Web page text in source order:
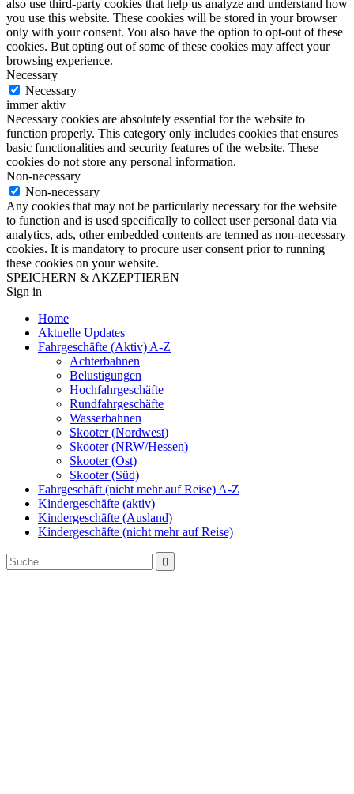
also use third-party cookies that help us analyze and understand how
you use this website. These cookies will be stored in your browser
only with your consent. You also have the option to opt-out of these
cookies. But opting out of some of these cookies may affect your
browsing experience.
Necessary
Necessary
immer aktiv
Necessary cookies are absolutely essential for the website to
function properly. This category only includes cookies that ensures
basic functionalities and security features of the website. These
cookies do not store any personal information.
Non-necessary
Non-necessary
Any cookies that may not be particularly necessary for the website
to function and is used specifically to collect user personal data via
analytics, ads, other embedded contents are termed as non-necessary
cookies. It is mandatory to procure user consent prior to running
these cookies on your website.
SPEICHERN & AKZEPTIEREN
Sign in
Home
Aktuelle Updates
Fahrgeschäfte (Aktiv) A-Z
Achterbahnen
Belustigungen
Hochfahrgeschäfte
Rundfahrgeschäfte
Wasserbahnen
Skooter (Nordwest)
Skooter (NRW/Hessen)
Skooter (Ost)
Skooter (Süd)
Fahrgeschäft (nicht mehr auf Reise) A-Z
Kindergeschäfte (aktiv)
Kindergeschäfte (Ausland)
Kindergeschäfte (nicht mehr auf Reise)